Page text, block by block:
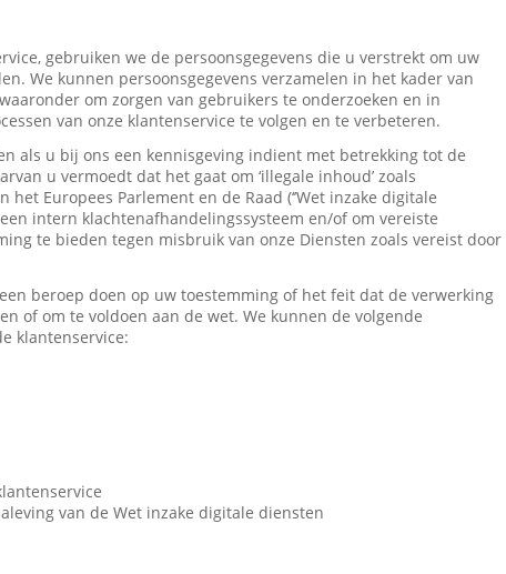
gebruiken we de persoonsgegevens die u verstrekt om uw
We kunnen persoonsgegevens verzamelen in het kader van
om zorgen van gebruikers te onderzoeken en in
van onze klantenservice te volgen en te verbeteren.
als u bij ons een kennisgeving indient met betrekking tot de
u vermoedt dat het gaat om ‘illegale inhoud’ zoals
Europees Parlement en de Raad (‘’Wet inzake digitale
intern klachtenafhandelingssysteem en/of om vereiste
te bieden tegen misbruik van onze Diensten zoals vereist door
beroep doen op uw toestemming of het feit dat de verwerking
of om te voldoen aan de wet. We kunnen de volgende
klantenservice:
van de Wet inzake digitale diensten